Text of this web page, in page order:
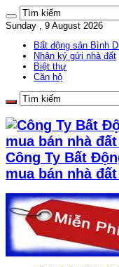
Sunday , 9 August 2026
Bất động sản Bình
Nhận ký gửi nhà đất
Biệt thự
Căn hộ
Công Ty Bất
mua bán nhà đất